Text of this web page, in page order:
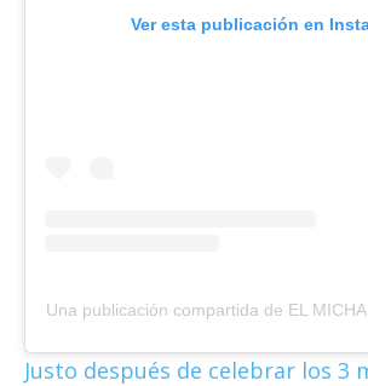
Ver esta publicación en
Una publicación compartida de EL
Justo después de celebrar los 3